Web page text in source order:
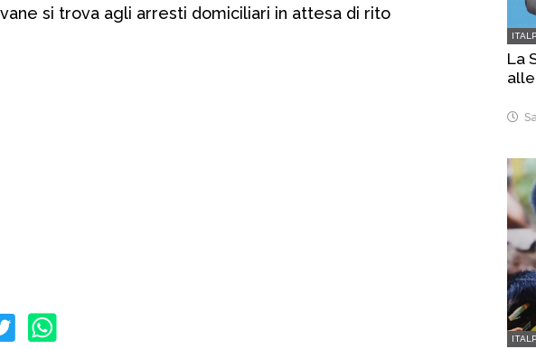
si trova agli arresti domiciliari in attesa di rito
La